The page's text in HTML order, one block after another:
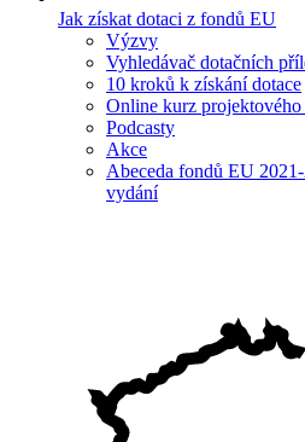
Jak získat dotaci z fondů EU
Výzvy
Vyhledávač dotačních
10 kroků k získání dotace
Online kurz
Podcasty
Akce
Abeceda fondů EU
vydání